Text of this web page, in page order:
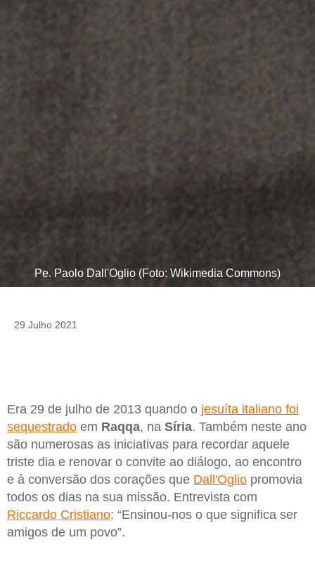
Pe. Paolo Dall'Oglio (Foto: Wikimedia Commons)
29 Julho 2021
Era 29 de julho de 2013 quando o jesuíta italiano foi
sequestrado em Raqqa, na Síria. Também neste ano
são numerosas as iniciativas para recordar aquele
triste dia e renovar o convite ao diálogo, ao encontro
e à conversão dos corações que Dall'Oglio promovia
todos os dias na sua missão. Entrevista com
Riccardo Cristiano: “Ensinou-nos o que significa ser
amigos de um povo”.